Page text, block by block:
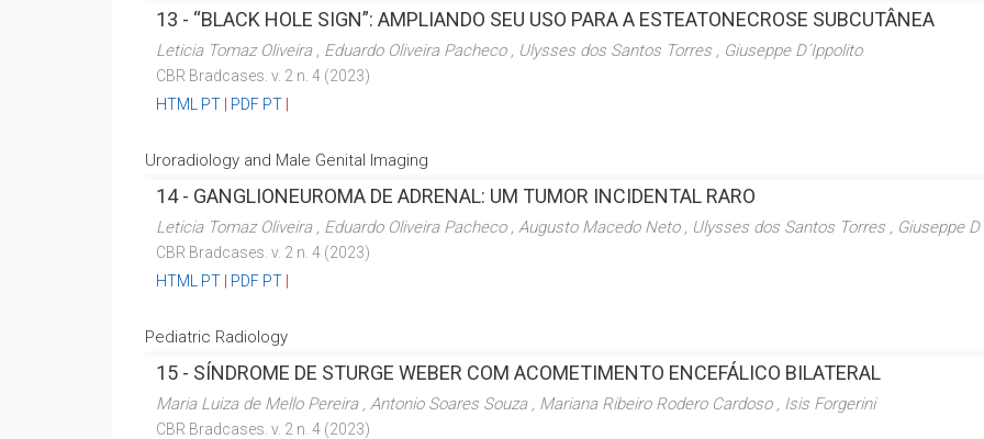
13 - “BLACK HOLE SIGN”: AMPLIANDO SEU USO PARA A ESTEATONECROSE SUBCUTÂNEA
Leticia Tomaz Oliveira , Eduardo Oliveira Pacheco , Ulysses dos Santos Torres , Giuseppe D´Ippolito
CBR Bradcases. v. 2 n. 4 (2023)
HTML PT
PDF PT
Uroradiology and Male Genital Imaging
14 - GANGLIONEUROMA DE ADRENAL: UM TUMOR INCIDENTAL RARO
Leticia Tomaz Oliveira , Eduardo Oliveira Pacheco , Augusto Macedo Neto , Ulysses dos Santos Torres , Giuseppe
CBR Bradcases. v. 2 n. 4 (2023)
HTML PT
PDF PT
Pediatric Radiology
15 - SÍNDROME DE STURGE WEBER COM ACOMETIMENTO ENCEFÁLICO BILATERAL
Maria Luiza de Mello Pereira , Antonio Soares Souza , Mariana Ribeiro Rodero Cardoso , Isis Forgerini
CBR Bradcases. v. 2 n. 4 (2023)